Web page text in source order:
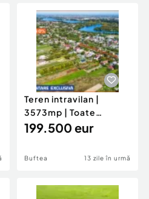
profesionale
Teren intravilan |
3573mp | Toate
utilitatile! | Buftea
199.500 eur
Buftea 13 zile în urmă